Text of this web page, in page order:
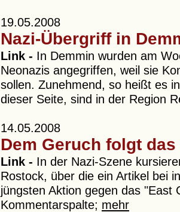
19.05.2008
Nazi-Übergriff in
Link - In Demmin wurden am
Neonazis angegriffen, weil sie
sollen. Zunehmend, so heißt es
dieser Seite, sind in der Region
14.05.2008
Dem Geruch folgt
Link - In der Nazi-Szene
Rostock, über die ein Artikel bei
jüngsten Aktion gegen das "East
Kommentarspalte; mehr